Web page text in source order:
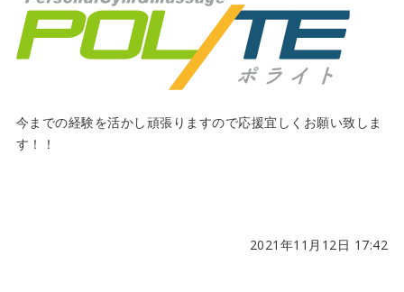
今までの経験を活かし頑張りますので応援宜しくお願い致しま
す！！
2021年11月12日 17:42